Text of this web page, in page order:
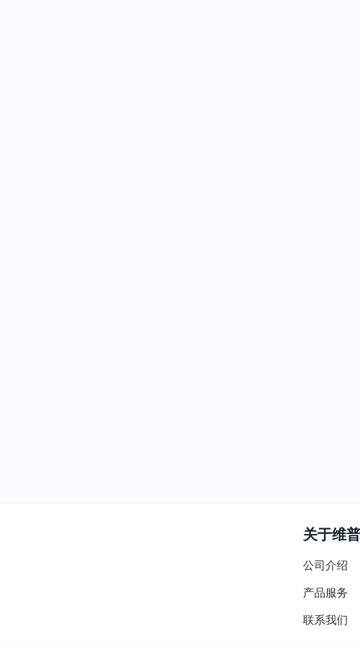
关于维普
公司介绍
产品服务
联系我们